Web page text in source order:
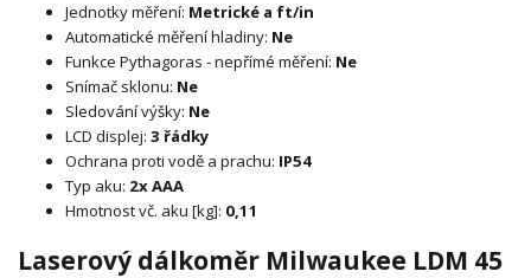
Jednotky měření: Metrické a ft/in
Automatické měření hladiny: Ne
Funkce Pythagoras - nepřímé měření: Ne
Snímač sklonu: Ne
Sledování výšky: Ne
LCD displej: 3 řádky
Ochrana proti vodě a prachu: IP54
Typ aku: 2x AAA
Hmotnost vč. aku [kg]: 0,11
Laserový dálkoměr Milwaukee LDM 45